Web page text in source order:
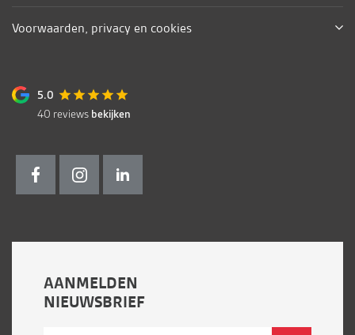
AANMELDEN
NIEUWSBRIEF
5.0
40 reviews bekijken
Voorwaarden, privacy en cookies